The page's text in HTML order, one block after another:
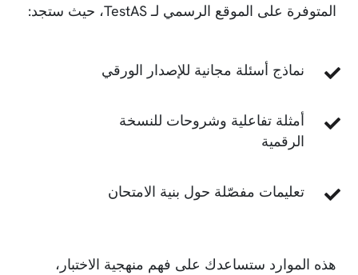
المتوفرة على الموقع الرسمي لـ TestAS، حيث ستجد:
نماذج أسئلة مجانية للإصدار الورقي
أمثلة تفاعلية وشروحات للنسخة
الرقمية
تعليمات مفصّلة حول بنية الامتحان
هذه الموارد ستساعدك على فهم منهجية الاختبار،